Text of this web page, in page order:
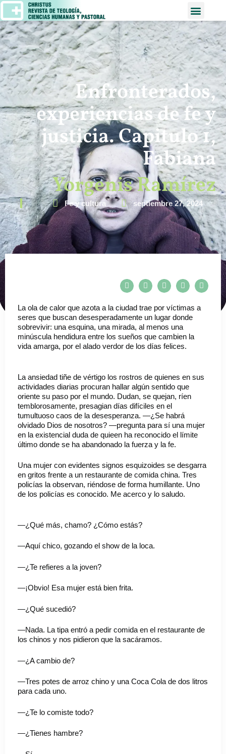
Enfronterados,
experiencias de fe y
justicia. Capitulo 1,
Fabiana
Yorgenis Ramírez
Fe y cultura septiembre 27, 2024
La ola de calor que azota a la ciudad trae por víctimas a
seres que buscan desesperadamente un lugar donde
sobrevivir: una esquina, una mirada, al menos una
minúscula hendidura entre los sueños que cambien la
vida amarga, por el alado verdor de los días felices.
La ansiedad tiñe de vértigo los rostros de quienes en sus
actividades diarias procuran hallar algún sentido que
oriente su paso por el mundo. Dudan, se quejan, ríen
temblorosamente, presagian días difíciles en el
tumultuoso caos de la desesperanza. —¿Se habrá
olvidado Dios de nosotros? —pregunta para sí una mujer
en la existencial duda de quieen ha reconocido el límite
último donde se ha abandonado la fuerza y la fe.
Una mujer con evidentes signos esquizoides se desgarra
en gritos frente a un restaurante de comida china. Tres
policías la observan, riéndose de forma humillante. Uno
de los policías es conocido. Me acerco y lo saludo.
—¿Qué más, chamo? ¿Cómo estás?
—Aquí chico, gozando el show de la loca.
—¿Te refieres a la joven?
—¡Obvio! Esa mujer está bien frita.
—¿Qué sucedió?
—Nada. La tipa entró a pedir comida en el restaurante de
los chinos y nos pidieron que la sacáramos.
—¿A cambio de?
—Tres potes de arroz chino y una Coca Cola de dos litros
para cada uno.
—¿Te lo comiste todo?
—¿Tienes hambre?